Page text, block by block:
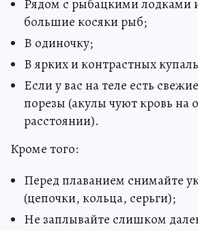
Рядом с рыбацкими лодками
большие косяки рыб;
В одиночку;
В ярких и контрастных
Если у вас на теле есть
порезы (акулы чуют кровь на
расстоянии).
Кроме того:
Перед плаванием снимайте
(цепочки, кольца, серьги);
Не заплывайте слишком